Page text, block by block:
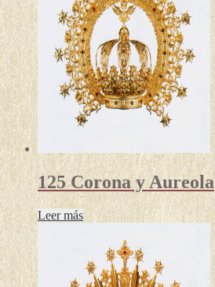
125 Corona y Aureola
Leer más